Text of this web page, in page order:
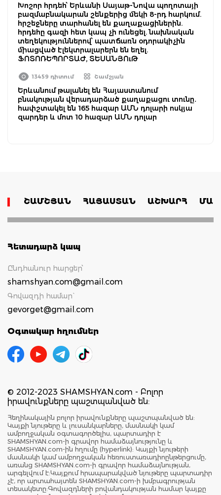
Խոշոր հրդեհ՝ Երևանի Սայաթ-Նովա պողոտայի
բազմաբնակարան շենքերից մեկի 8-րդ հարկում.
հրշեջները տարհանել են քաղաքացիներին.
հրդեհը գազի հետ կապ չի ունեցել. նախնական
տեղեկություններով՝ պատճառն օդորակիչին
միացված էլեկտրալարերն են եղել.
ՖՈՏՈՌԵՊՈՐՏԱԺ, ՏԵՍԱՆՅՈւԹ
13459 դիտում Շամշյան
Երևանում թալանել են Հայաստանում
բնակության վերադարձած քաղաքացու տունը․
հափշտակել են 165 հազար ԱՄՆ դոլարի ոսկյա
զարդեր և մոտ 10 հազար ԱՄՆ դոլար
ՇԱՄՇՅԱՆ ՀԱՅԱՍՏԱՆ ԱՇԽԱՐՀ
Հետադարձ կապ
Ընդհանուր հարցեր՝
shamshyan.com@gmail.com
Գովազդի համար`
gevorget@gmail.com
Օգտակար հղումներ
© 2012-2023 SHAMSHYAN.com - Բոլոր
իրավունքները պաշտպանված են:
Հեղինակային բոլոր իրավունքները պաշտպանված են:
Կայքի նյութերը և լուսանկարները, մասնակի կամ
ամբողջական օգտագործելիս, պարտադիր է
SHAMSHYAN.com-ի գրավոր համաձայնությունը և
SHAMSHYAN.com-ին հղումը (hyperlink): Կայքի նյութերի
մասնակի կամ ամբողջական հեռուստառադիոընթերցումը,
առանց SHAMSHYAN.com-ի գրավոր համաձայնության,
արգելվում է:Կայքում հրապարակված նյութերը պարտադիր
չէ, որ արտահայտեն SHAMSHYAN.com-ի խմբագրության
տեսակետը:Գովազդների բովանդակության համար կայքը